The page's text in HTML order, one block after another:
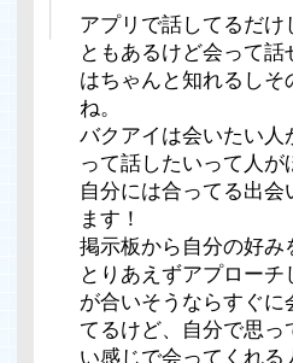
アプリで話してるだけ
ともあるけど会って話
はちゃんと知れるしそ
ね。
バクアイは会いたい人
って話したいって人が
自分には合ってる出会
ます！
掲示板から自分の好み
とりあえずアプロー
が合いそうならすぐに
てるけど、自分で思っ
い感じで会ってくれる